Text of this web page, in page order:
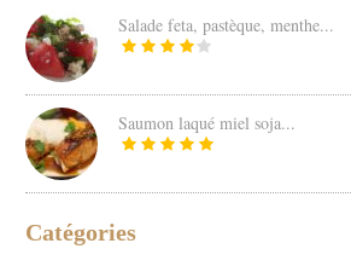
Salade feta, pastèque, menthe...
Saumon laqué miel soja...
Catégories